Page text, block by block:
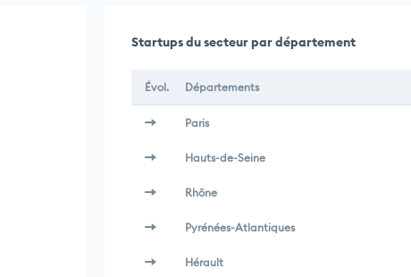
Startups du secteur par département
Évol. Départements
Paris
Hauts-de-Seine
Rhône
Pyrénées-Atlantiques
Hérault